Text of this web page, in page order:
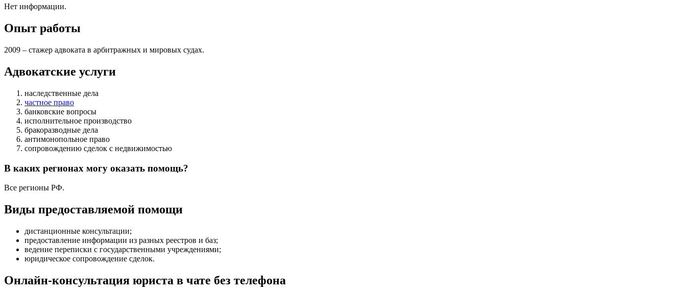
Нет информации.
Опыт работы
2009 – стажер адвоката в арбитражных и мировых судах.
Адвокатские услуги
наследственные дела
частное право
банковские вопросы
исполнительное производство
бракоразводные дела
антимонопольное право
сопровождению сделок с недвижимостью
В каких регионах могу оказать помощь?
Все регионы РФ.
Виды предоставляемой помощи
дистанционные консультации;
предоставление информации из разных реестров и баз;
ведение переписки с государственными учреждениями;
юридическое сопровождение сделок.
Онлайн-консультация юриста в чате без телефона